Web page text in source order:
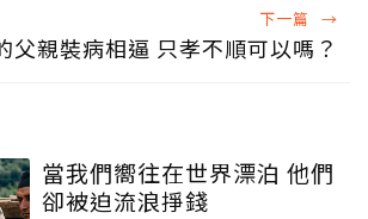
下一篇 →
父親裝病相逼 只孝不順可以嗎？
當我們嚮往在世界漂泊 他們
卻被迫流浪掙錢